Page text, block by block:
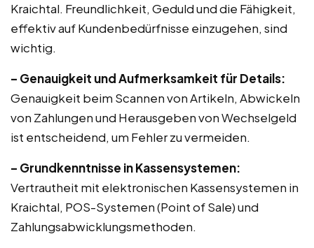
Kraichtal. Freundlichkeit, Geduld und die Fähigkeit,
effektiv auf Kundenbedürfnisse einzugehen, sind
wichtig.
– Genauigkeit und Aufmerksamkeit für Details:
Genauigkeit beim Scannen von Artikeln, Abwickeln
von Zahlungen und Herausgeben von Wechselgeld
ist entscheidend, um Fehler zu vermeiden.
– Grundkenntnisse in Kassensystemen:
Vertrautheit mit elektronischen Kassensystemen in
Kraichtal, POS-Systemen (Point of Sale) und
Zahlungsabwicklungsmethoden.